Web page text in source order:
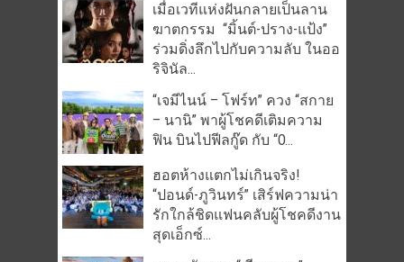
เมื่อเวทีแห่งฝันกลายเป็นลาน
ฆาตกรรม “มิ้นต์-ปราง-แป้ง”
ร่วมดิ่งลึกไปกับความลับ ในออ
ริจินัล...
“เจมีไนน์ – โฟร์ท” ควง “สกาย
– นานิ” พาผู้โชคดีเติมความ
ฟิน บินไปฟีลกู๊ด กับ “O...
ฮอตห้างแตกไม่เกินจริง!
“ปอนด์-ภูวินทร์” เสิร์ฟความน่า
รักใกล้ชิดแฟนคลับผู้โชคดีงาน
สุดเอ็กซ์...